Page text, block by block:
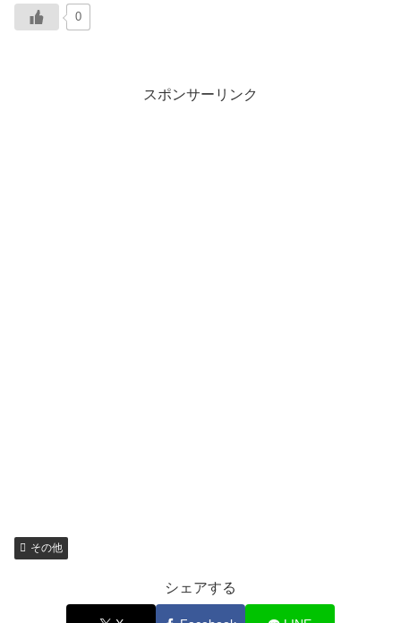
0
スポンサーリンク
その他
シェアする